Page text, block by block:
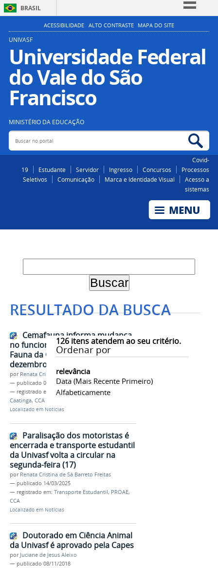
BRASIL
Simplifique!
Participe
Acesso à informação
Legislação
ACESSIBILIDADE ALTO CONTRASTE MAPA DO SITE
UNIVASF
Universidade Federal
do Vale do São
Francisco
MINISTÉRIO DA EDUCAÇÃO
Buscar no portal
Covid-
19
Estudante Servidor Ingresso Concursos
Processos
Seletivos
Comunicação Marca e Identidade Visual
Acesso a
sistemas
RESULTADO DA BUSCA
126itens atendem ao seu critério.
Ordenar por
relevância
Data (mais Recente Primeiro)
Alfabeticamente
Cemafauna informa mudança
no funcionamento do Museu de
Fauna da Caatinga nos meses de
dezembro e janeiro
por Renata Cristina de Sá Barreto Freitas
— publicado 05/12/2024
— registrado em:
Cemafauna,Museu,Fauna
Caatinga, CCA
Localizado em Notícias
Paralisação dos motoristas é
encerrada e transporte estudantil
da Univasf volta a circular na
segunda-feira (17)
por Renata Cristina de Sá Barreto Freitas
— publicado 14/03/2025
— registrado em: Transporte Estudantil, PROAE,
CCA
Localizado em Notícias
Doutorado em Ciência Animal
da Univasf é aprovado pela Capes
por Juciane de Jesus Aleixo
— publicado 08/11/2018